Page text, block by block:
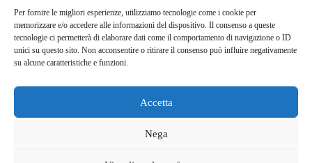
Per fornire le migliori esperienze, utilizziamo tecnologie come i cookie per
memorizzare e/o accedere alle informazioni del dispositivo. Il consenso a queste
tecnologie ci permetterà di elaborare dati come il comportamento di navigazione o ID
unici su questo sito. Non acconsentire o ritirare il consenso può influire negativamente
su alcune caratteristiche e funzioni.
Accetta
Nega
Roma in fiamme, come ai tempi di Nerone, per il 14
On Fire dei Rolling Stones. La recensione del
concerto
Alessio D'Elia
24 Giugno 2014
Copyright © 2026 RockShock - © Massimo Garofalo. C.F.
GRFMSM65R24A662Q. Qualsiasi tipo di riproduzione è
vietata se non preventivamente autorizzata. RockShock non